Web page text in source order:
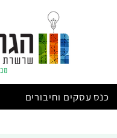
כנס עסקים וחיבורים